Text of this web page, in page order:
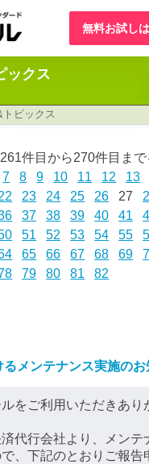
無料お試し
ックス
ピックス
件目から270件目ま
7 8 9 10 11 12 13
23 24 25 26 27
37 38 39 40 41
51 52 53 54 55
65 66 67 68 69
79 80 81 82
るメンテナンス実施のお
をご利用いただきあり
代行会社より、メンテ
、下記のとおりご報告